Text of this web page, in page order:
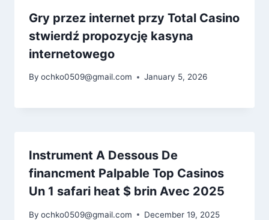
Gry przez internet przy Total Casino
stwierdź propozycję kasyna
internetowego
By ochko0509@gmail.com January 5, 2026
Instrument A Dessous De
financment Palpable Top Casinos
Un 1 safari heat $ brin Avec 2025
By ochko0509@gmail.com December 19, 2025